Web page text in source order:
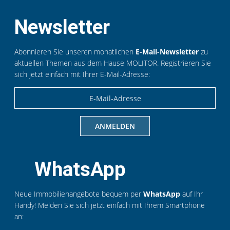
Das bedeutet z. B., dass Du Immobilieninserate auf
Vermarktungsplattformen wie ImmoScout24 und
Du übernimmst die Anlage von Objekt- &
Kundendaten in unserem CRM-System und
unterstützt bei der Dokumentenverwaltung und der
digitalen Ablage.
Auch die Aufbereitung von Vertriebsunterlagen und
Eine weitere Aufgabe ist die Dokumentation und
Auswertung unserer Vertriebsaktivitäten sowie
Außerdem übernimmst Du Objektbegehungen, bei
denen Du Auffälligkeiten erfasst und weitergibst.
Das bringst Du mit:
Newsletter
Abonnieren Sie unseren monatlichen E-Mail-Newsletter zu
aktuellen Themen aus dem Hause MOLITOR. Registrieren Sie
sich jetzt einfach mit Ihrer E-Mail-Adresse:
WhatsApp
Neue Immobilienangebote bequem per WhatsApp auf Ihr
Handy! Melden Sie sich jetzt einfach mit Ihrem Smartphone
an: